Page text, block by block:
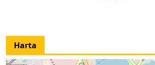
Harta